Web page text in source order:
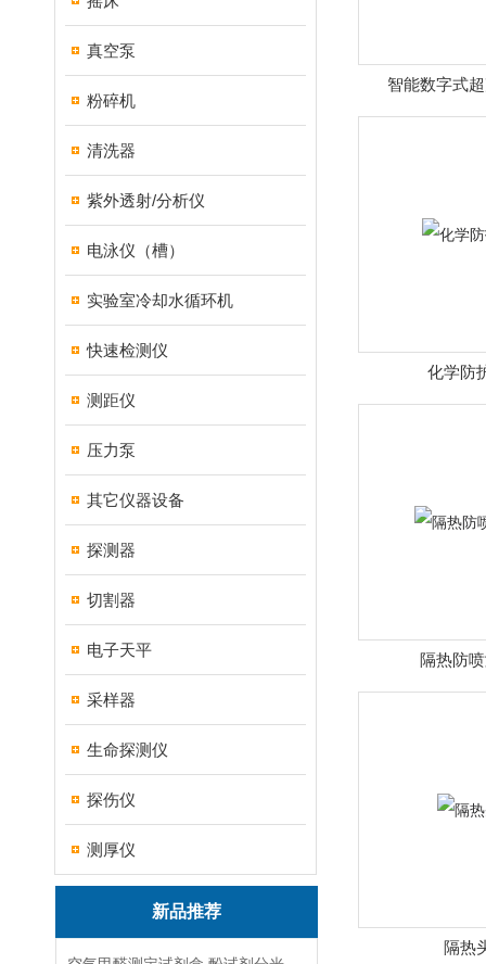
真空泵
粉碎机
清洗器
紫外透射/分析仪
电泳仪（槽）
实验室冷却水循环机
快速检测仪
测距仪
压力泵
其它仪器设备
探测器
切割器
电子天平
采样器
生命探测仪
探伤仪
测厚仪
新品推荐
智能数字式
化学防
隔热防
隔热